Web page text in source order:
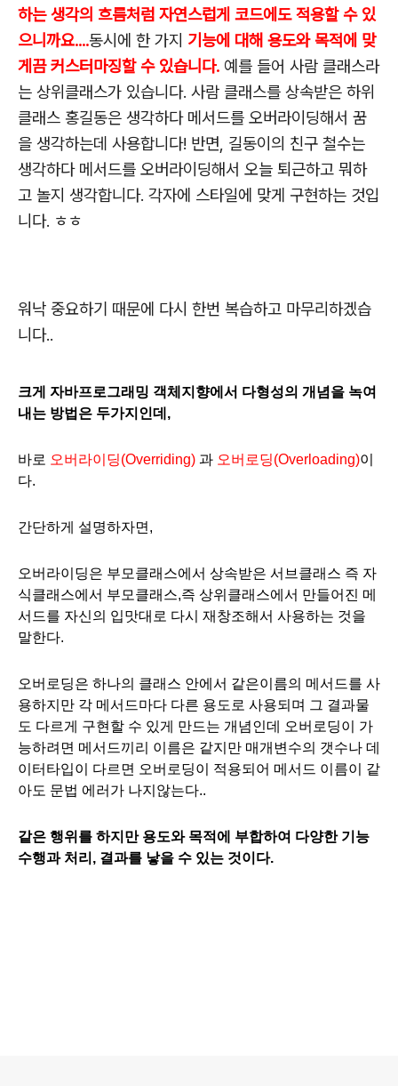
하는 생각의 흐름처럼 자연스럽게 코드에도 적용할 수 있
으니까요....동시에 한 가지 기능에 대해 용도와 목적에 맞
게끔 커스터마징할 수 있습니다. 예를 들어 사람 클래스라
는 상위클래스가 있습니다. 사람 클래스를 상속받은 하위
클래스 홍길동은 생각하다 메서드를 오버라이딩해서 꿈
을 생각하는데 사용합니다! 반면, 길동이의 친구 철수는
생각하다 메서드를 오버라이딩해서 오늘 퇴근하고 뭐하
고 놀지 생각합니다. 각자에 스타일에 맞게 구현하는 것입
니다. ㅎㅎ
워낙 중요하기 때문에 다시 한번 복습하고 마무리하겠습
니다..
크게 자바프로그래밍 객체지향에서 다형성의 개념을 녹여
내는 방법은 두가지인데,
바로 오버라이딩(Overriding) 과 오버로딩(Overloading)이
다.
간단하게 설명하자면,
오버라이딩은 부모클래스에서 상속받은 서브클래스 즉 자
식클래스에서 부모클래스,즉 상위클래스에서 만들어진 메
서드를 자신의 입맛대로 다시 재창조해서 사용하는 것을
말한다.
오버로딩은 하나의 클래스 안에서 같은이름의 메서드를 사
용하지만 각 메서드마다 다른 용도로 사용되며 그 결과물
도 다르게 구현할 수 있게 만드는 개념인데 오버로딩이 가
능하려면 메서드끼리 이름은 같지만 매개변수의 갯수나 데
이터타입이 다르면 오버로딩이 적용되어 메서드 이름이 같
아도 문법 에러가 나지않는다..
같은 행위를 하지만 용도와 목적에 부합하여 다양한 기능
수행과 처리, 결과를 낳을 수 있는 것이다.